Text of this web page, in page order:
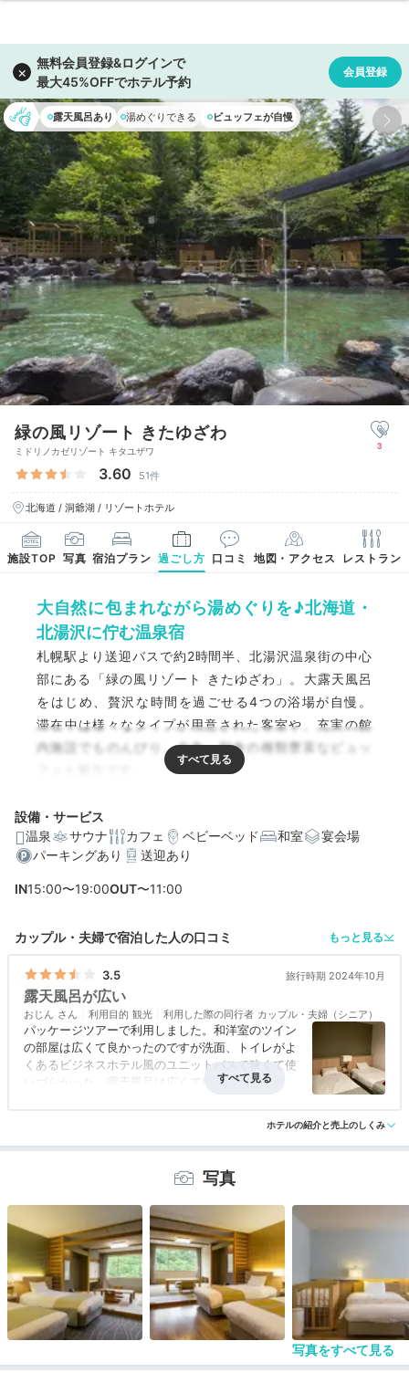
露天風呂あり 湯めぐりできる ビュッフェが自慢
緑の風リゾート きたゆざわ
ミドリノカゼリゾート キタユザワ
3.60 51件
北海道 / 洞爺湖 / リゾートホテル
3
施設TOP 写真 宿泊プラン 過ごし方 口コミ 地図・アクセス レストラン
大自然に包まれながら湯めぐりを♪北海道・
北湯沢に佇む温泉宿
札幌駅より送迎バスで約2時間半、北湯沢温泉街の中心
部にある「緑の風リゾート きたゆざわ」。大露天風呂
をはじめ、贅沢な時間を過ごせる4つの浴場が自慢。
滞在中は様々なタイプが用意された客室や、充実の館
内施設でものんびり。夕食・朝食の種類豊富なビュッ
編集部おすすめの３つのポイント
伊達野菜やスイーツ、ローストビーフなど並ぶ自慢のビ
ュッフェ
ベビールームや展望風呂付きなど、豊富な客室で自分好
みの滞在
設備・サービス
温泉
サウナ カフェ ベビーベッド 和室
宴会場
パーキングあり
送迎あり
IN15:00〜19:00OUT〜11:00
カップル・夫婦で宿泊した人の口コミ もっと見る
3.5 旅行時期 2024年10月
露天風呂が広い
おじん 利用目的 観光 利用した際の同行者 カップル・夫婦（シニア）
パッケージツアーで利用しました。和洋室のツイン
の部屋は広くて良かったのですが洗面、トイレがよ
くあるビジネスホテル風のユニットバスで狭くて使
いづらかった。露天風呂は広くて良かったのですが
な岩風呂の他にも沢山の種類の風呂がありました。
バイキングのレストランの料理は大変美味しかった
アクセス 3.5 コスパ 3.5 客室 4.0 接客対応 4.0 風呂 3.0
ホテルの紹介と売上のしくみ
写真
写真をすべて見る